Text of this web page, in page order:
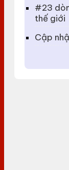
#23
thế giới
Cập